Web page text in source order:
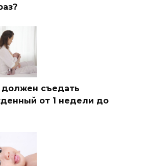
должен съедать
от 1 недели до